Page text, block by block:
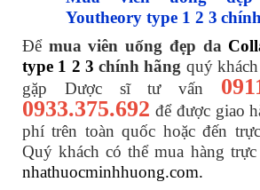
Youtheory type 1 2 3
Để muaviên uống đẹp da
type 1 2 3 chính hãng quý
gặp Dược sĩ tư vấn
0933.375.692 để được giao
phí trên toàn quốc hoặc đến
Quý khách có thể mua hàng
nhathuocminhhuong.com.